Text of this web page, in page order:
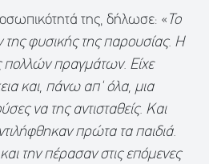
της, δήλωσε: « Το
φυσικής της παρουσίας. Η
πολλών πραγμάτων. Είχε
και, πάνω απ' όλα, μια
να της αντισταθείς. Και
πρώτα τα παιδιά.
την πέρασαν στις επόμενες